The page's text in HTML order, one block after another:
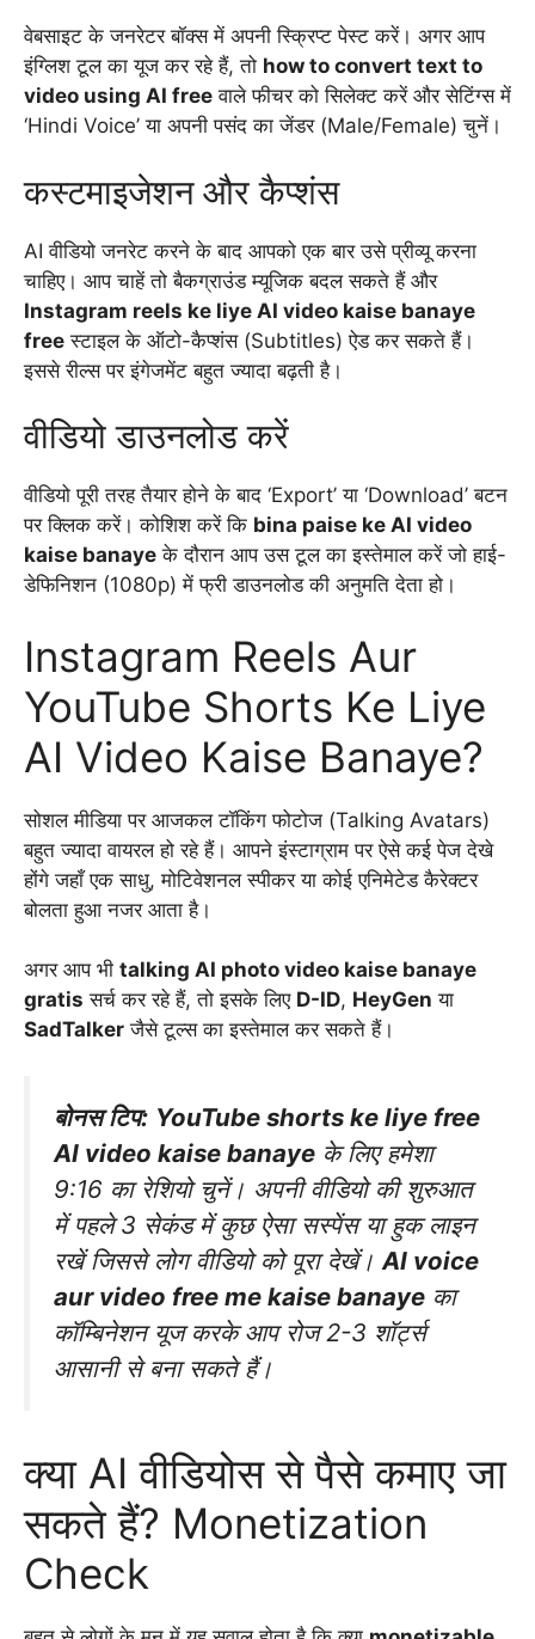
वेबसाइट के जनरेटर बॉक्स में अपनी स्क्रिप्ट पेस्ट करें। अगर आप
इंग्लिश टूल का यूज कर रहे हैं, तो how to convert text to
video using AI free वाले फीचर को सिलेक्ट करें और सेटिंग्स में
‘Hindi Voice’ या अपनी पसंद का जेंडर (Male/Female) चुनें।
कस्टमाइजेशन और कैप्शंस
AI वीडियो जनरेट करने के बाद आपको एक बार उसे प्रीव्यू करना
चाहिए। आप चाहें तो बैकग्राउंड म्यूजिक बदल सकते हैं और
Instagram reels ke liye AI video kaise banaye
free स्टाइल के ऑटो-कैप्शंस (Subtitles) ऐड कर सकते हैं।
इससे रील्स पर इंगेजमेंट बहुत ज्यादा बढ़ती है।
वीडियो डाउनलोड करें
वीडियो पूरी तरह तैयार होने के बाद ‘Export’ या ‘Download’ बटन
पर क्लिक करें। कोशिश करें कि bina paise ke AI video
kaise banaye के दौरान आप उस टूल का इस्तेमाल करें जो हाई-
डेफिनिशन (1080p) में फ्री डाउनलोड की अनुमति देता हो।
Instagram Reels Aur
YouTube Shorts Ke Liye
AI Video Kaise Banaye?
सोशल मीडिया पर आजकल टॉकिंग फोटोज (Talking Avatars)
बहुत ज्यादा वायरल हो रहे हैं। आपने इंस्टाग्राम पर ऐसे कई पेज देखे
होंगे जहाँ एक साधु, मोटिवेशनल स्पीकर या कोई एनिमेटेड कैरेक्टर
बोलता हुआ नजर आता है।
अगर आप भी talking AI photo video kaise banaye
gratis सर्च कर रहे हैं, तो इसके लिए D-ID, HeyGen या
SadTalker जैसे टूल्स का इस्तेमाल कर सकते हैं।
बोनस टिप: YouTube shorts ke liye free
AI video kaise banaye के लिए हमेशा
9:16 का रेशियो चुनें। अपनी वीडियो की शुरुआत
में पहले 3 सेकंड में कुछ ऐसा सस्पेंस या हुक लाइन
रखें जिससे लोग वीडियो को पूरा देखें। AI voice
aur video free me kaise banaye का
कॉम्बिनेशन यूज करके आप रोज 2-3 शॉर्ट्स
आसानी से बना सकते हैं।
क्या AI वीडियोस से पैसे कमाए जा
सकते हैं? Monetization
Check